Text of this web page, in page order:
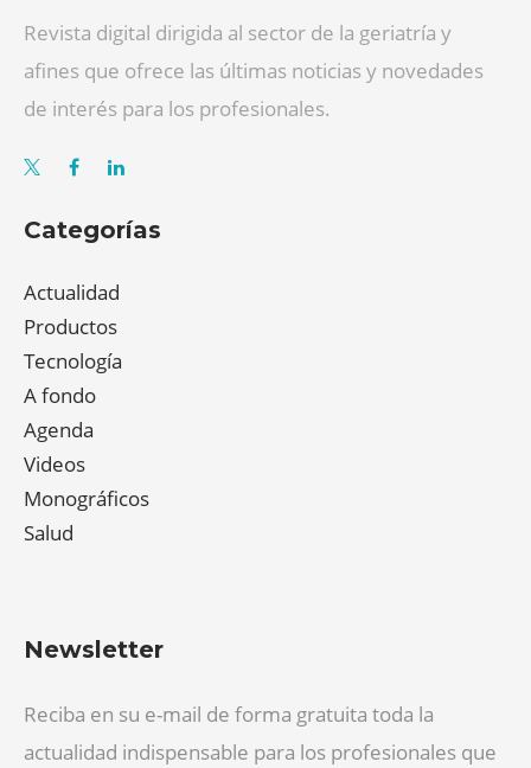
Revista digital dirigida al sector de la geriatría y
afines que ofrece las últimas noticias y novedades
de interés para los profesionales.
Categorías
Actualidad
Productos
Tecnología
A fondo
Agenda
Videos
Monográficos
Salud
Newsletter
Reciba en su e-mail de forma gratuita toda la
actualidad indispensable para los profesionales que